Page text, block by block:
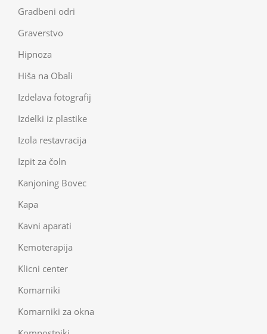
Gradbeni odri
Graverstvo
Hipnoza
Hiša na Obali
Izdelava fotografij
Izdelki iz plastike
Izola restavracija
Izpit za čoln
Kanjoning Bovec
Kapa
Kavni aparati
Kemoterapija
Klicni center
Komarniki
Komarniki za okna